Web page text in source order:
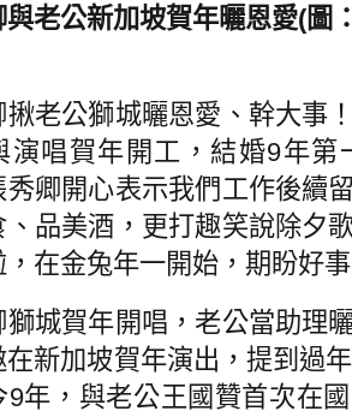
與老公新加坡賀年曬恩愛(圖
揪老公獅城曬恩愛、幹大事
演唱賀年開工，結婚9年第
秀卿開心表示我們工作後續
、品美酒，更打趣笑說除夕
，在金兔年一開始，期盼好
獅城賀年開唱，老公當助理
在新加坡賀年演出，提到過
9年，與老公王國贊首次在